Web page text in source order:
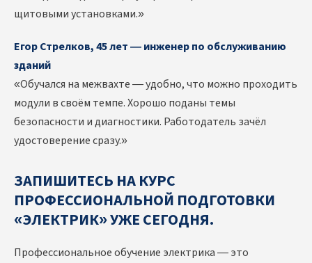
щитовыми установками.»
Егор Стрелков, 45 лет — инженер по обслуживанию
зданий
«Обучался на межвахте — удобно, что можно проходить
модули в своём темпе. Хорошо поданы темы
безопасности и диагностики. Работодатель зачёл
удостоверение сразу.»
ЗАПИШИТЕСЬ НА КУРС
ПРОФЕССИОНАЛЬНОЙ ПОДГОТОВКИ
«ЭЛЕКТРИК» УЖЕ СЕГОДНЯ.
Профессиональное обучение электрика — это